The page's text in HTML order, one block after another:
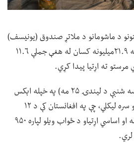
د ماشومانو د ملاتړ صندوق (یونیسف)
ویلي، راتلونکی میلادي کال به ۲۱.۹میلیونه کسان له هغې جملې ۱۱.۶
ته اړتیا پیدا کړي.
دغه بنسټ نن (سه شنبې د لیندۍ ۲۵ مه) په خپله اېکس
پاڼه د یوې خبرپاڼې په خپرولو سره لیکلي، چې په افغانستان کې د ۱۲
میلیونه کسانو د بشردوستانه او اساسي اړتیاو د ځواب ویلو لپاره ۹۵۰
لري.